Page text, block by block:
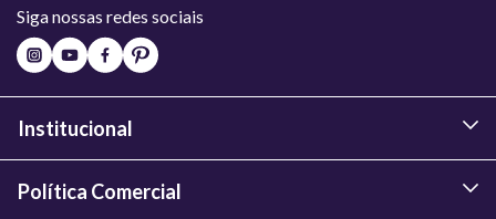
Siga nossas redes sociais
Institucional
Política Comercial